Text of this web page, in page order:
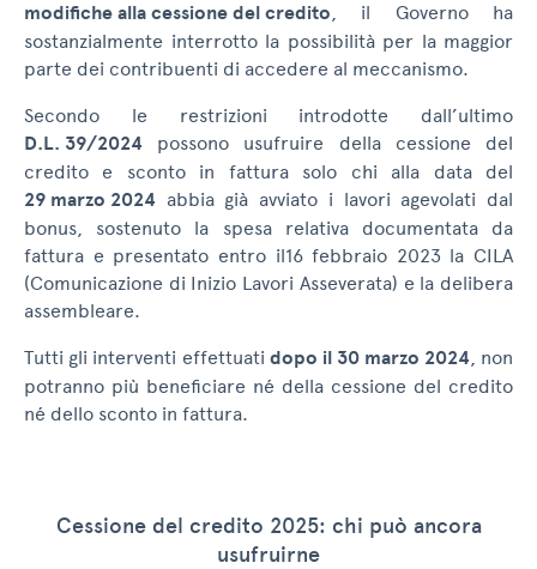
modifiche alla cessione del credito, il Governo ha
sostanzialmente interrotto la possibilità per la maggior
parte dei contribuenti di accedere al meccanismo.
Secondo le restrizioni introdotte dall’ultimo
D.L. 39/2024 possono usufruire della cessione del
credito e sconto in fattura solo chi alla data del
29 marzo 2024 abbia già avviato i lavori agevolati dal
bonus, sostenuto la spesa relativa documentata da
fattura e presentato entro il16 febbraio 2023 la CILA
(Comunicazione di Inizio Lavori Asseverata) e la delibera
assembleare.
Tutti gli interventi effettuati dopo il 30 marzo 2024, non
potranno più beneficiare né della cessione del credito
né dello sconto in fattura.
Cessione del credito 2025: chi può ancora
usufruirne